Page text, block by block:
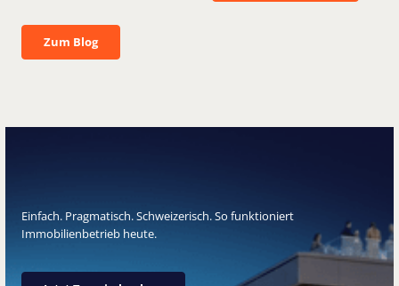
Zum Blog
Zum Blog
Einfach. Pragmatisch. Schweizerisch. So funktioniert
Immobilienbetrieb heute.
Jetzt Termin buchen